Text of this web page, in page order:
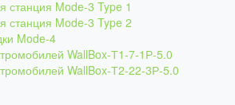
станция Mode-3 Type 1
станция Mode-3 Type 2
Mode-4
WallBox-Т1-7-1Р-5.0
WallBox-Т2-22-3Р-5.0